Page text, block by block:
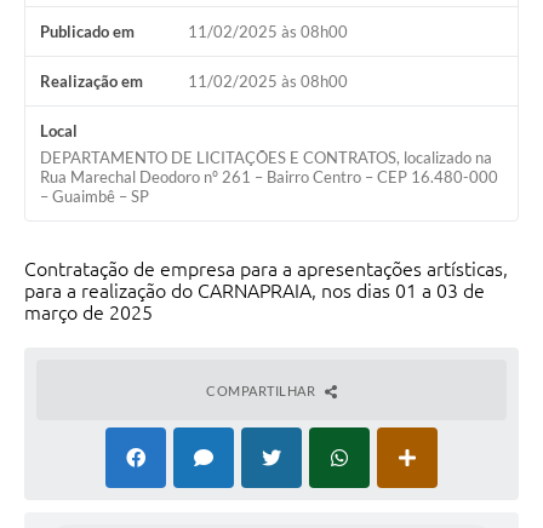
Publicado em 11/02/2025 às 08h00
Realização em 11/02/2025 às 08h00
Local
DEPARTAMENTO DE LICITAÇÕES E CONTRATOS, localizado na
Rua Marechal Deodoro nº 261 – Bairro Centro – CEP 16.480-000
– Guaimbê – SP
Contratação de empresa para a apresentações artísticas,
para a realização do CARNAPRAIA, nos dias 01 a 03 de
março de 2025
COMPARTILHAR